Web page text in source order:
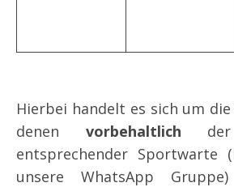
Hierbei handelt es sich um
denen vorbehaltlich der
entsprechender Sportwarte
unsere WhatsApp